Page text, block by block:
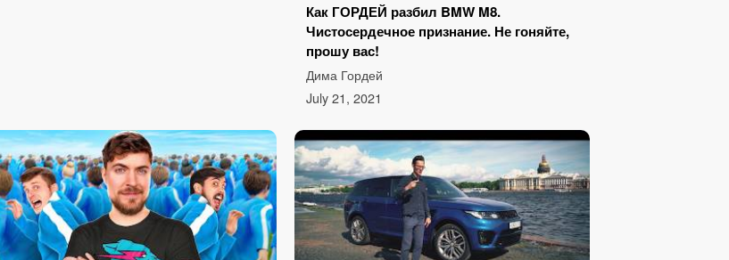
Как ГОРДЕЙ разбил BMW M8.
Чистосердечное признание. Не гоняйте,
прошу вас!
Дима Гордей
July 21, 2021